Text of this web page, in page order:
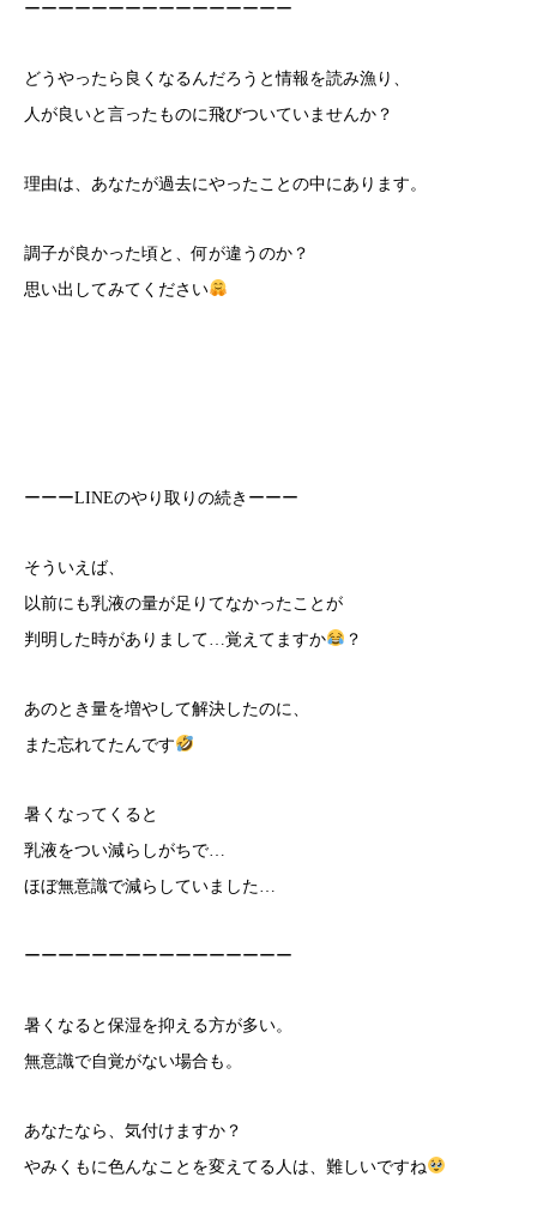
ーーーーーーーーーーーーーーーー
どうやったら良くなるんだろうと情報を読み漁り、
人が良いと言ったものに飛びついていませんか？
理由は、あなたが過去にやったことの中にあります。
調子が良かった頃と、何が違うのか？
思い出してみてください
ーーーLINEのやり取りの続きーーー
そういえば、
以前にも乳液の量が足りてなかったことが
判明した時がありまして…覚えてますか
？
あのとき量を増やして解決したのに、
また忘れてたんです
暑くなってくると
乳液をつい減らしがちで…
ほぼ無意識で減らしていました…
ーーーーーーーーーーーーーーーー
暑くなると保湿を抑える方が多い。
無意識で自覚がない場合も。
あなたなら、気付けますか？
やみくもに色んなことを変えてる人は、難しいですね